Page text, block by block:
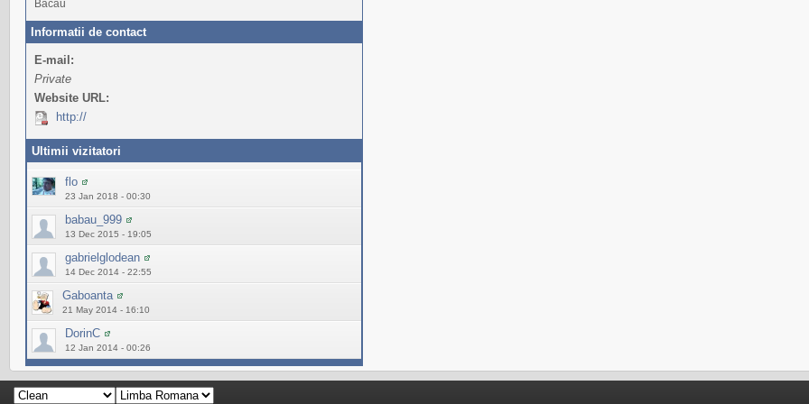
Bacau
Informatii de contact
E-mail:
Private
Website URL:
http://
Ultimii vizitatori
flo
23 Jan 2018 - 00:30
babau_999
13 Dec 2015 - 19:05
gabrielglodean
14 Dec 2014 - 22:55
Gaboanta
21 May 2014 - 16:10
DorinC
12 Jan 2014 - 00:26